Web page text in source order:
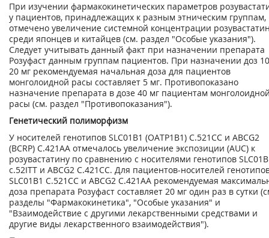
При изучении фармакокинетических параметров
у пациентов, принадлежащих к разным этническим группам,
отмечено увеличение системной концентрации
среди японцев и китайцев (см. раздел "Особые указания").
Следует учитывать данный факт при назначении препарата
Розуфаст данным группам пациентов. При назначении доз
20 мг рекомендуемая начальная доза для пациентов
монголоидной расы составляет 5 мг. Противопоказано
назначение препарата в дозе 40 мг пациентам
расы (см. раздел "Противопоказания").
Генетический полиморфизм
У носителей генотипов SLC01B1 (ОАТР1В1) С.521СС и ABCG2
(BCRP) С.421АА отмечалось увеличение экспозиции (AUC) к
розувастатину по сравнению с носителями генотипов
с.52ITT и ABCG2 С.421СС. Для пациентов-носителей
SLC01B1 С.521СС и ABCG2 С.421АА рекомендуемая
доза препарата Розуфаст составляет 20 мг один раз в сутки
разделы "Фармакокинетика", "Особые указания" и
"Взаимодействие с другими лекарственными средствами и
другие виды лекарственного взаимодействия").